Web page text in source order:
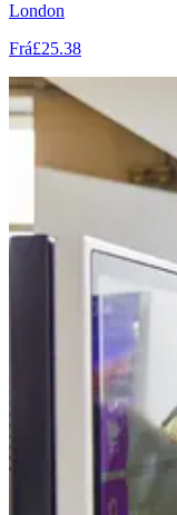
London
Frá£25.38